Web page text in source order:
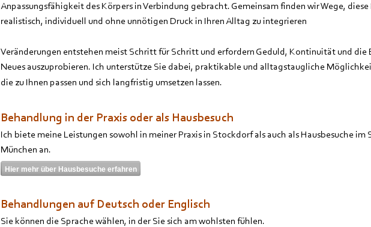
Anpassungsfähigkeit des Körpers in Verbindung gebracht. Gemeinsam finden wir Wege, diese
realistisch, individuell und ohne unnötigen Druck in Ihren Alltag zu integrieren
Veränderungen entstehen meist Schritt für Schritt und erfordern Geduld, Kontinuität und die
Neues auszuprobieren. Ich unterstütze Sie dabei, praktikable und alltagstaugliche
die zu Ihnen passen und sich langfristig umsetzen lassen.
Behandlung in der Praxis oder als Hausbesuch
Ich biete meine Leistungen sowohl in meiner Praxis in Stockdorf als auch als Hausbesuche im
München an.
Behandlungen auf Deutsch oder Englisch
Sie können die Sprache wählen, in der Sie sich am wohlsten fühlen.
Hier mehr über Hausbesuche erfahren